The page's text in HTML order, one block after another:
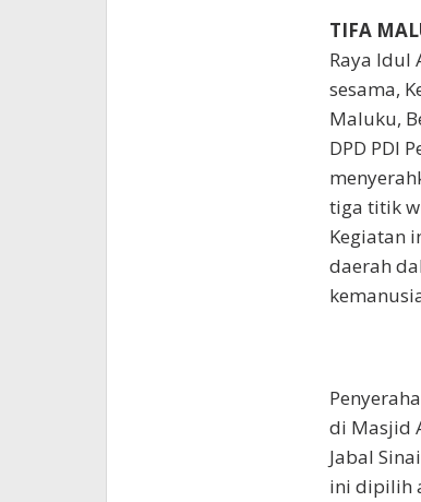
TIFA
Raya Idul
sesama,
Maluku,
DPD PDI
tiga titik
Kegiatan
daerah
di Masjid
Jabal
ini dipilih